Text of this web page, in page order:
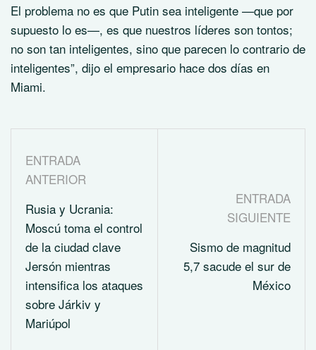
El problema no es que Putin sea inteligente —que por
supuesto lo es—, es que nuestros líderes son tontos;
no son tan inteligentes, sino que parecen lo contrario de
inteligentes”, dijo el empresario hace dos días en
Miami.
ENTRADA
ANTERIOR
Rusia y Ucrania:
Moscú toma el control
de la ciudad clave
Jersón mientras
intensifica los ataques
sobre Járkiv y
Mariúpol
ENTRADA
SIGUIENTE
Sismo de magnitud
5,7 sacude el sur de
México